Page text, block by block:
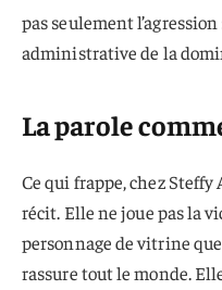
pas seulement
administrative de la
La parole
Ce qui frappe, chez
récit. Elle ne joue pas la
personnage de vitrine
rassure tout le monde.